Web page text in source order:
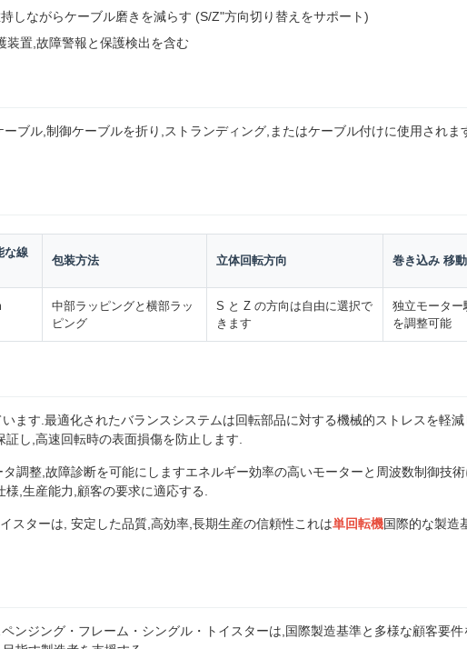
しながらケーブル磨きを減らす (S/Z"方向切り替えをサポート)
装置,故障警報と保護検出を含む
ブル,制御ケーブルを折り,ストランディング,またはケーブル付けに使用され
な線
包装方法 立体回転方向 巻き込み 移
中部ラッピングと横部ラッ
ピング
S と Z の方向は自由に選択で
きます
独立モータ
を調整可能
ます.最適化されたバランスシステムは回転部品に対する機械的ストレスを軽
し,高速回転時の表面損傷を防止します.
調整,故障診断を可能にしますエネルギー効率の高いモーターと周波数制御技
様,生産能力,顧客の要求に適応する.
スターは, 安定した品質,高効率,長期生産の信頼性これは単回転機国際的な製造
ジング・フレーム・シングル・トイスターは,国際製造基準と多様な顧客要件